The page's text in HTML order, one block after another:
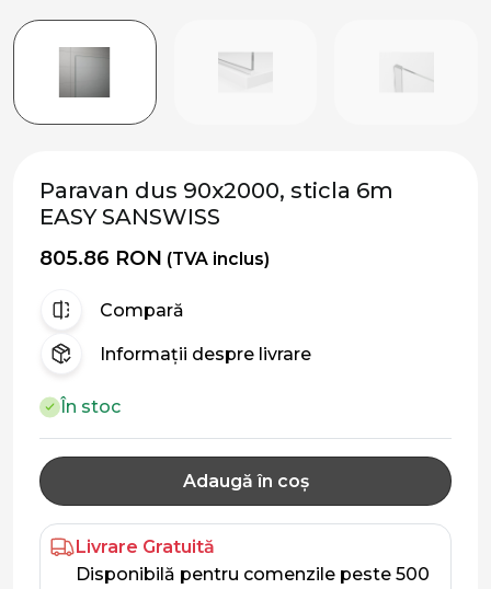
Paravan dus 90x2000, sticla 6m
EASY SANSWISS
805.86 RON (TVA inclus)
Compară
Informații despre livrare
În stoc
Adaugă în coș
Livrare Gratuită
Disponibilă pentru comenzile peste 500